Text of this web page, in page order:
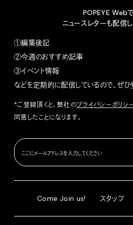
POPEYE Web
ニュースレターも配信し
①編集後記
②今週のおすすめ記事
③イベント情報
などを定期的に配信しているので、ぜひ
*ご登録頂くと、弊社のプライバシーポリシ
同意したことになります。
Come Join us! スタッフ